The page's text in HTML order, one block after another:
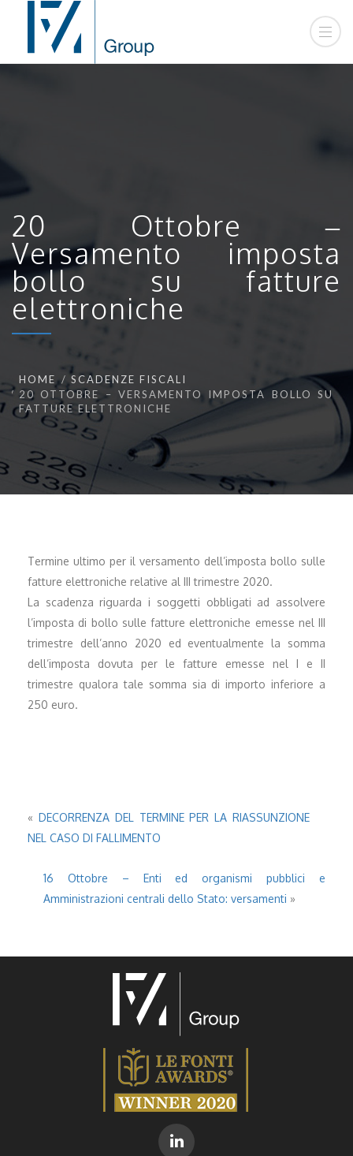
20 Ottobre –
Versamento imposta
bollo su fatture
elettroniche
HOME
SCADENZE FISCALI
20 OTTOBRE – VERSAMENTO IMPOSTA BOLLO SU
FATTURE ELETTRONICHE
Termine ultimo per il versamento dell’imposta bollo sulle
fatture elettroniche relative al III trimestre 2020.
La scadenza riguarda i soggetti obbligati ad assolvere
l’imposta di bollo sulle fatture elettroniche emesse nel III
trimestre dell’anno 2020 ed eventualmente la somma
dell’imposta dovuta per le fatture emesse nel I e II
trimestre qualora tale somma sia di importo inferiore a
250 euro.
« DECORRENZA DEL TERMINE PER LA RIASSUNZIONE
NEL CASO DI FALLIMENTO
16 Ottobre – Enti ed organismi pubblici e
Amministrazioni centrali dello Stato: versamenti »